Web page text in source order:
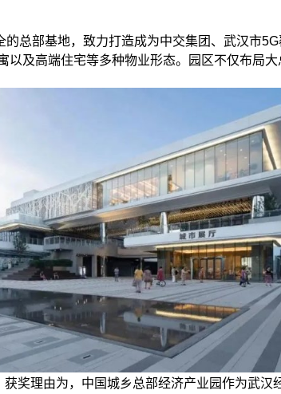
总部基地，致力打造成为中交集团、武汉市
及高端住宅等多种物业形态。园区不仅布局
奖理由为，中国城乡总部经济产业园作为武汉